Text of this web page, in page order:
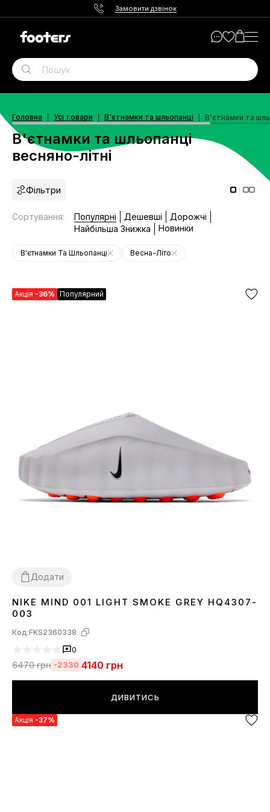
Замовити дзвінок
Головна Усі товари В'єтнамки та шльопанці В'єтнамки та
В'єтнамки та шльопанці
весняно-літні
Фільтри
Сортування: Популярні Дешевші
Дорожчі
Найбільша Знижка
Новинки
В'єтнамки Та Шльопанці Весна-Літо
Акція -36% Популярний
Додати
3637 38 39 40 41 42 434445
NIKE MIND 001 LIGHT SMOKE GREY HQ4307-
003
Код:FKS2360338
0
6470грн -2330 4140 грн
ДИВИТИСЬ
Акція -37%